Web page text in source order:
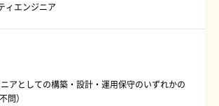
ィエンジニア
アとしての構築・設計・運用保守のいずれかの
問）